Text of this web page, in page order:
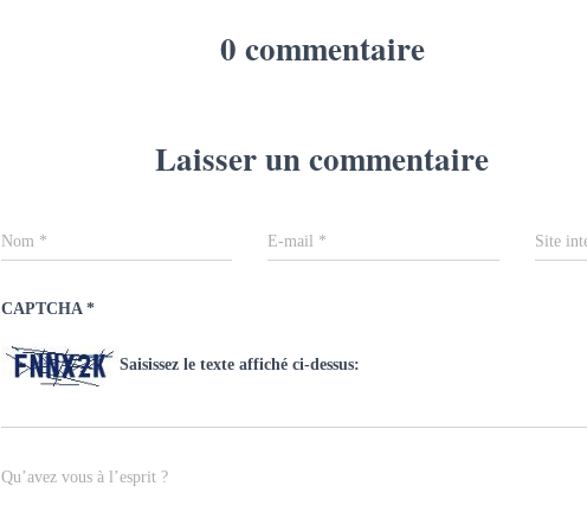
0 commentaire
Laisser un commentaire
Nom * E-mail * Site
CAPTCHA *
Saisissez le texte affiché ci-dessus:
Qu’avez vous à l’esprit ?